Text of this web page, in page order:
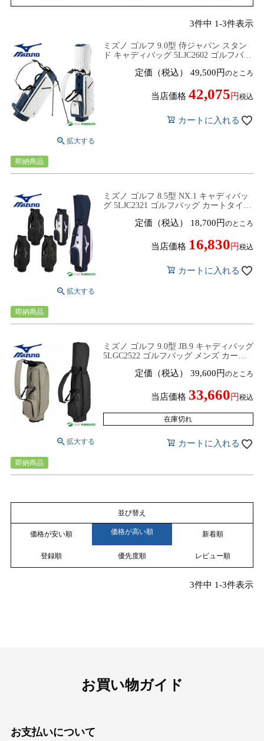
3件中 1-3件表示
ミズノ ゴルフ 9.0型 侍ジャパン スタン
ド キャディバッグ 5LJC2602 ゴルフバッ
GOLF[サムライジャパン]
定価（税込） 49,500 のところ
当店価格 42,075 税込
カートに入れる
即納商品
ミズノ ゴルフ 8.5型 NX.1 キャディバッ
グ 5LJC2321 ゴルフバッグ カートタイプ
ル mizuno GOLF
定価（税込） 18,700 のところ
当店価格 16,830 税込
カートに入れる
即納商品
ミズノ ゴルフ 9.0型 JB.9 キャディバッグ
5LGC2522 ゴルフバッグ メンズ カート
定価（税込） 39,600 のところ
当店価格 33,660 税込
在庫切れ
カートに入れる
即納商品
並び替え
価格が安い順 価格が高い順 新着順
登録順 優先度順 レビュー順
3件中 1-3件表示
お買い物ガイド
お支払いについて